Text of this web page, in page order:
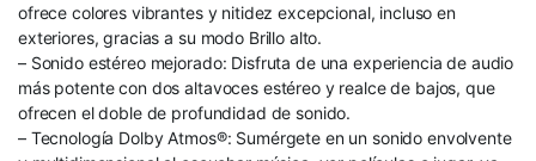
ofrece colores vibrantes y nitidez excepcional, incluso en
exteriores, gracias a su modo Brillo alto.
– Sonido estéreo mejorado: Disfruta de una experiencia de audio
más potente con dos altavoces estéreo y realce de bajos, que
ofrecen el doble de profundidad de sonido.
– Tecnología Dolby Atmos®: Sumérgete en un sonido envolvente